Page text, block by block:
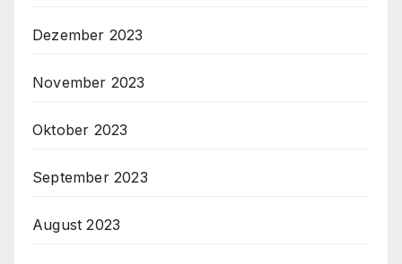
Dezember 2023
November 2023
Oktober 2023
September 2023
August 2023